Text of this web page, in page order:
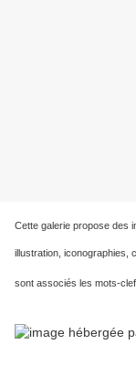
Cette galerie propose des
illustration, iconographies,
sont associés les mots-